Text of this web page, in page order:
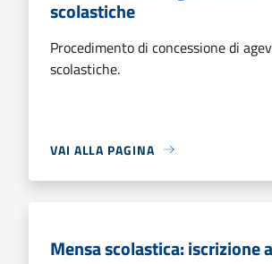
scolastiche
Procedimento di concessione di
scolastiche.
VAI ALLA PAGINA
Mensa scolastica: iscrizione